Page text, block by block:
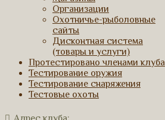
Организации
Охотничье-рыболовные
сайты
Дисконтная система
(товары и услуги)
Протестировано членами клуба
Тестирование оружия
Тестирование снаряжения
Тестовые охоты